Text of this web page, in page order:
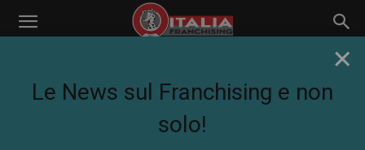
TAG: FEDERFRANCHISING
×
Le News sul Franchising e non
solo!